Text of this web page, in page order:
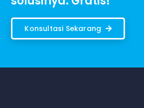
Konsultasi Sekarang